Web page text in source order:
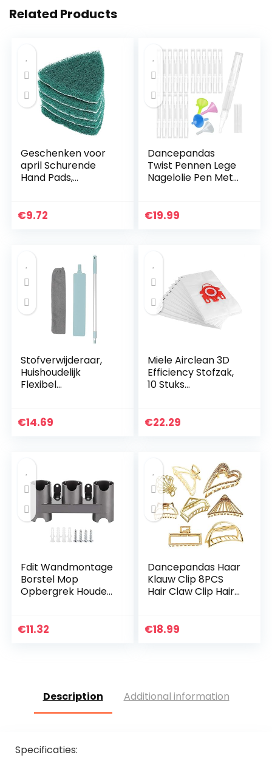
Related Products
Geschenken voor
april Schurende
Hand Pads,
Hand
€9.72
Dancepandas
Twist Pennen Lege
Nagelolie Pen Met
Nagelriemolie
€19.99
Stofverwijderaar,
Huishoudelijk
Flexibel
lange steel
€14.69
Miele Airclean 3D
Efficiency Stofzak,
10 Stuks
Stoffilterzakken
€22.29
Fdit Wandmontage
Borstel Mop
Opbergrek Houder
V7/V8/V10
€11.32
Dancepandas Haar
Klauw Clip 8PCS
Hair Claw Clip Hair
Accessories
€18.99
Description Additional information
Specificaties: